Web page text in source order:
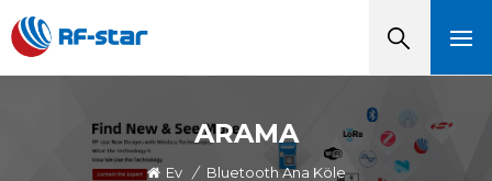
ARAMA
Ev / Bluetooth Ana Köle